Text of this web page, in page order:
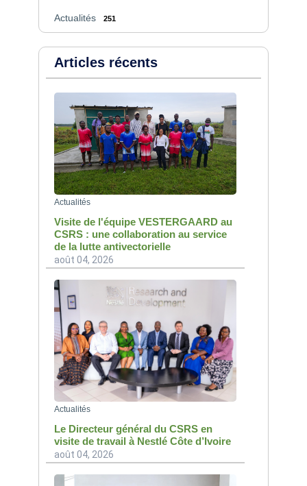
Actualités 251
Articles récents
Actualités
Visite de l'équipe VESTERGAARD au
CSRS : une collaboration au service
de la lutte antivectorielle
août 04, 2026
Actualités
Le Directeur général du CSRS en
visite de travail à Nestlé Côte d’Ivoire
août 04, 2026